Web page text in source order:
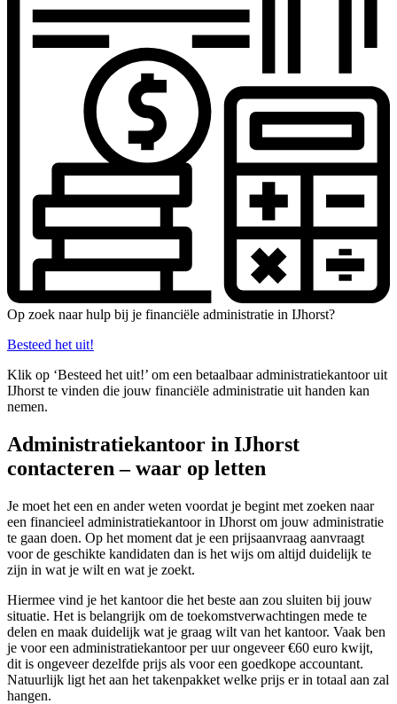
Op zoek naar hulp bij je financiële administratie in IJhorst?
Besteed het uit!
Klik op ‘Besteed het uit!’ om een betaalbaar administratiekantoor uit
IJhorst te vinden die jouw financiële administratie uit handen kan
nemen.
Administratiekantoor in IJhorst
contacteren – waar op letten
Je moet het een en ander weten voordat je begint met zoeken naar
een financieel administratiekantoor in IJhorst om jouw administratie
te gaan doen. Op het moment dat je een prijsaanvraag aanvraagt
voor de geschikte kandidaten dan is het wijs om altijd duidelijk te
zijn in wat je wilt en wat je zoekt.
Hiermee vind je het kantoor die het beste aan zou sluiten bij jouw
situatie. Het is belangrijk om de toekomstverwachtingen mede te
delen en maak duidelijk wat je graag wilt van het kantoor. Vaak ben
je voor een administratiekantoor per uur ongeveer €60 euro kwijt,
dit is ongeveer dezelfde prijs als voor een goedkope accountant.
Natuurlijk ligt het aan het takenpakket welke prijs er in totaal aan zal
hangen.